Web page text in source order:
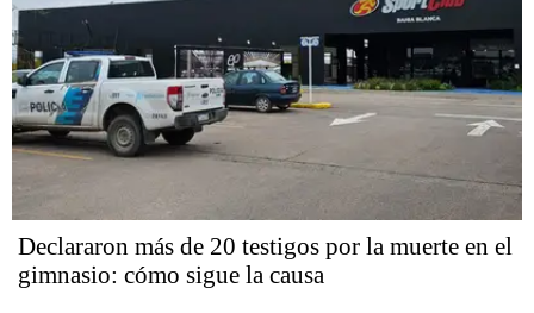
Declararon más de 20 testigos por la muerte en el
gimnasio: cómo sigue la causa